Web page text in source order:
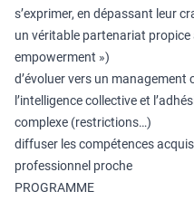
s’exprimer, en dépassant leur
un véritable partenariat propice
empowerment »)
d’évoluer vers un
l’intelligence collective et
complexe (restrictions…)
diffuser les compétences
professionnel proche
PROGRAMME